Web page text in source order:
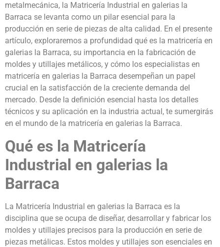
metalmecánica, la Matricería Industrial en galerias la
Barraca se levanta como un pilar esencial para la
producción en serie de piezas de alta calidad. En el presente
artículo, exploraremos a profundidad qué es la matricería en
galerias la Barraca, su importancia en la fabricación de
moldes y utillajes metálicos, y cómo los especialistas en
matricería en galerias la Barraca desempeñan un papel
crucial en la satisfacción de la creciente demanda del
mercado. Desde la definición esencial hasta los detalles
técnicos y su aplicación en la industria actual, te sumergirás
en el mundo de la matricería en galerias la Barraca.
Qué es la Matricería
Industrial en galerias la
Barraca
La Matricería Industrial en galerias la Barraca es la
disciplina que se ocupa de diseñar, desarrollar y fabricar los
moldes y utillajes precisos para la producción en serie de
piezas metálicas. Estos moldes y utillajes son esenciales en